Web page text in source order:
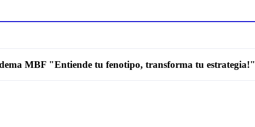
MBF "Entiende tu fenotipo, transforma tu estrategia!"